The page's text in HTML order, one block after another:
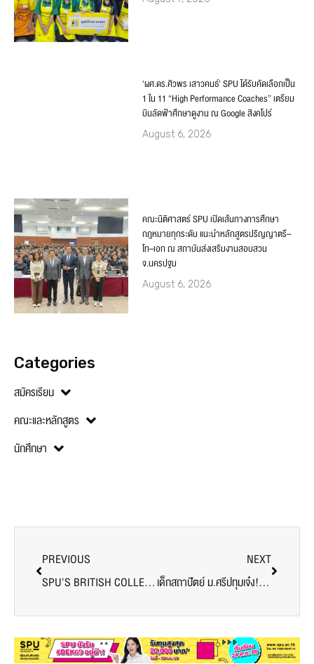
‘ผศ.ดร.ศิวพร เสาวคนธ์’ SPU ได้รับคัดเลือกเป็น
1 ใน 11 “High Performance Coaches” เตรียม
บินลัดฟ้าศึกษาดูงาน ณ Google สิงคโปร์
August 6, 2026
คณะนิติศาสตร์ SPU เปิดเส้นทางการศึกษา
กฎหมายทุกระดับ แนะนำหลักสูตรปริญญาตรี–
โท–เอก ณ สถาบันส่งเสริมงานสอบสวน
จ.นครปฐม
August 6, 2026
Categories
สมัครเรียน
คณะและหลักสูตร
นักศึกษา
PREVIOUS
SPU’S BRITISH COLLEGE จับมือ RBIS INTERNATIONAL SCHOOL MOU เพื่อยกระดับการศึกษา
NEXT
เด็กสถาปัตย์ ม.ศรีปทุมเจ๋ง! โชว์ไอเดียคว้ารางวัลประกวดออกแบบศาลาพักคอยผู้โดยสารรอรถประจำทางโฉมใหม่ กรุงเทพมหานคร